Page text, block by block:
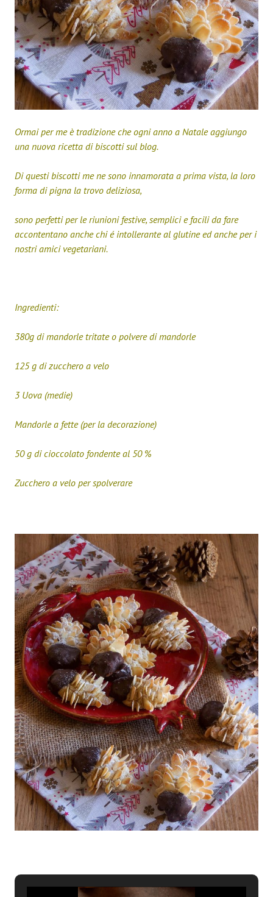
Ormai per me è tradizione che ogni anno a Natale aggiungo
una nuova ricetta di biscotti sul blog.
Di questi biscotti me ne sono innamorata a prima vista, la loro
forma di pigna la trovo deliziosa,
sono perfetti per le riunioni festive, semplici e facili da fare
accontentano anche chi é intollerante al glutine ed anche per i
nostri amici vegetariani.
Ingredienti:
380g di mandorle tritate o polvere di mandorle
125 g di zucchero a velo
3 Uova (medie)
Mandorle a fette (per la decorazione)
50 g di cioccolato fondente al 50 %
Zucchero a velo per spolverare